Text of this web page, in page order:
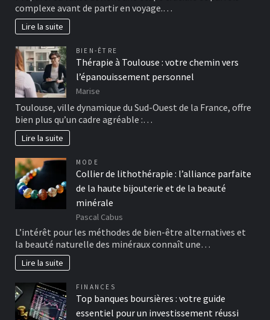
complexe avant de partir en voyage.…
Lire la suite
BIEN-ÊTRE
Thérapie à Toulouse : votre chemin vers
l’épanouissement personnel
Marise
Toulouse, ville dynamique du Sud-Ouest de la France, offre
bien plus qu’un cadre agréable :…
Lire la suite
MODE
Collier de lithothérapie : l’alliance parfaite
de la haute bijouterie et de la beauté
minérale
Pascal Cabus
L’intérêt pour les méthodes de bien-être alternatives et
la beauté naturelle des minéraux connaît une…
Lire la suite
FINANCES
Top banques boursières : votre guide
essentiel pour un investissement réussi